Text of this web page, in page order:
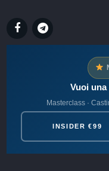
Vuoi
Masterclass ·
INSIDER €99